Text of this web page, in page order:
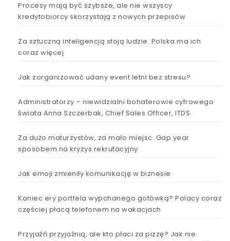
Procesy mają być szybsze, ale nie wszyscy
kredytobiorcy skorzystają z nowych przepisów
Za sztuczną inteligencją stoją ludzie. Polska ma ich
coraz więcej
Jak zorganizować udany event letni bez stresu?
Administratorzy – niewidzialni bohaterowie cyfrowego
świata Anna Szczerbak, Chief Sales Officer, ITDS
Za dużo maturzystów, za mało miejsc. Gap year
sposobem na kryzys rekrutacyjny
Jak emoji zmieniły komunikację w biznesie
Koniec ery portfela wypchanego gotówką? Polacy coraz
częściej płacą telefonem na wakacjach
Przyjaźń przyjaźnią, ale kto płaci za pizzę? Jak nie